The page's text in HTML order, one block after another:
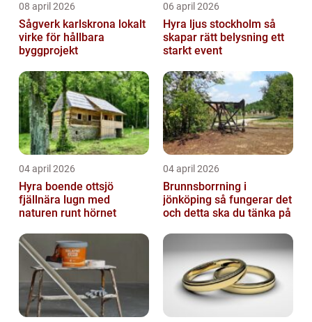
08 april 2026
Sågverk karlskrona lokalt
virke för hållbara
byggprojekt
06 april 2026
Hyra ljus stockholm så
skapar rätt belysning ett
starkt event
04 april 2026
Hyra boende ottsjö
fjällnära lugn med
naturen runt hörnet
04 april 2026
Brunnsborrning i
jönköping så fungerar det
och detta ska du tänka på